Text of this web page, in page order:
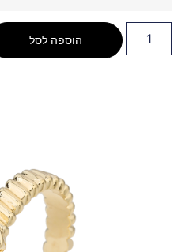
הוספה לסל